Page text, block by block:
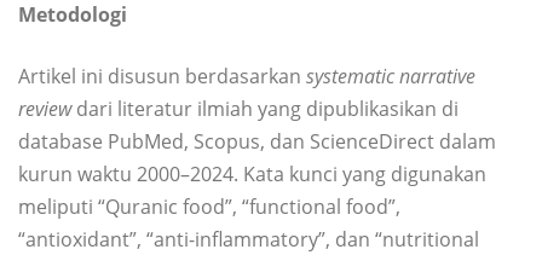
Metodologi
Artikel ini disusun berdasarkan systematic narrative
reviewdari literatur ilmiah yang dipublikasikan di
database PubMed, Scopus, dan ScienceDirect dalam
kurun waktu 2000–2024. Kata kunci yang digunakan
meliputi “Quranic food”, “functional food”,
“antioxidant”, “anti-inflammatory”, dan “nutritional